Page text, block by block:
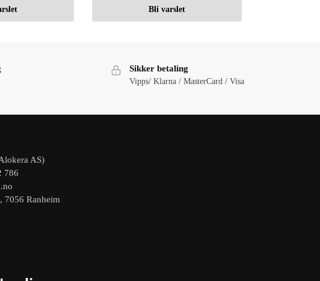
Bli varslet
Sikker betaling
Vipps/ Klarna / MasterCard / Visa
AS)
786
7056 Ranheim